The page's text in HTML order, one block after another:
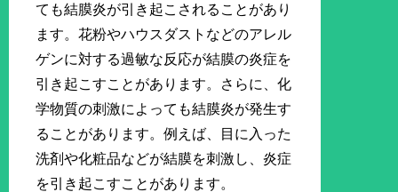
ても結膜炎が引き起こされることがあり
ます。花粉やハウスダストなどのアレル
ゲンに対する過敏な反応が結膜の炎症を
引き起こすことがあります。さらに、化
学物質の刺激によっても結膜炎が発生す
ることがあります。例えば、目に入った
洗剤や化粧品などが結膜を刺激し、炎症
を引き起こすことがあります。